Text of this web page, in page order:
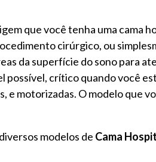
que você tenha uma cama
cirúrgico, ou
da superfície do sono para
crítico quando você
e motorizadas. O modelo
modelos de Cama